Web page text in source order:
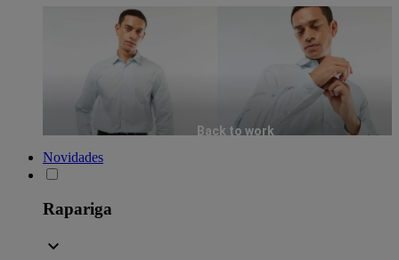
Back to work
Novidades
Rapariga